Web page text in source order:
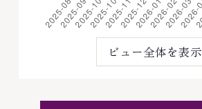
ビュー全体を表示